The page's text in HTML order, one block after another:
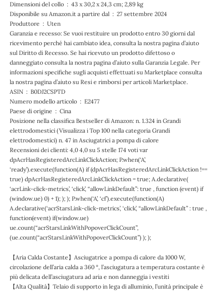
Dimensioni del collo ‏ : ‎ 43 x 30,2 x 24,3 cm; 2,89 kg
Disponibile su Amazon.it a partire dal ‏ : ‎ 27 settembre 2024
Produttore ‏ : ‎ Uten
Garanzia e recesso: Se vuoi restituire un prodotto entro 30 giorni dal
ricevimento perché hai cambiato idea, consulta la nostra pagina d’aiuto
sul Diritto di Recesso. Se hai ricevuto un prodotto difettoso o
danneggiato consulta la nostra pagina d’aiuto sulla Garanzia Legale. Per
informazioni specifiche sugli acquisti effettuati su Marketplace consulta
la nostra pagina d’aiuto su Resi e rimborsi per articoli Marketplace.
ASIN ‏ : ‎ B0DJ2CSPTD
Numero modello articolo ‏ : ‎ E2477
Paese di origine ‏ : ‎ Cina
Posizione nella classifica Bestseller di Amazon: n. 1.324 in Grandi
elettrodomestici (Visualizza i Top 100 nella categoria Grandi
elettrodomestici) n. 47 in Asciugatrici a pompa di calore
Recensioni dei clienti: 4,0 4,0 su 5 stelle 174 voti var
dpAcrHasRegisteredArcLinkClickAction; P.when(‘A’,
‘ready’).execute(function(A) if (dpAcrHasRegisteredArcLinkClickAction !==
true) dpAcrHasRegisteredArcLinkClickAction = true; A.declarative(
‘acrLink-click-metrics’, ‘click’, “allowLinkDefault”: true , function (event) if
(window.ue) 0) + 1); ); ); P.when(‘A’, ‘cf’).execute(function(A)
A.declarative(‘acrStarsLink-click-metrics’, ‘click’, “allowLinkDefault” : true ,
function(event) if(window.ue)
ue.count(“acrStarsLinkWithPopoverClickCount”,
(ue.count(“acrStarsLinkWithPopoverClickCount”) ); );
【Aria Calda Costante】Asciugatrice a pompa di calore da 1000 W,
circolazione dell’aria calda a 360 °, l’asciugatura a temperatura costante è
più delicata dell’asciugatura ad aria e non danneggia i vestiti
【Alta Qualità】Telaio di supporto in lega di alluminio, l’unità principale è